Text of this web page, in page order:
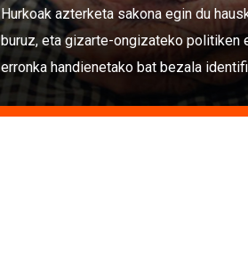
Hurkoak azterketa sakona egin du
buruz, eta gizarte-ongizateko politiken
erronka handienetako bat bezala